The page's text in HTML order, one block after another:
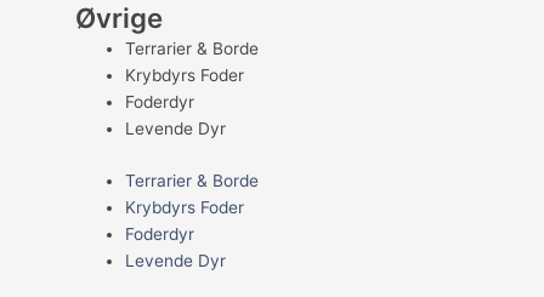
Øvrige
Terrarier & Borde
Krybdyrs Foder
Foderdyr
Levende Dyr
Terrarier & Borde
Krybdyrs Foder
Foderdyr
Levende Dyr